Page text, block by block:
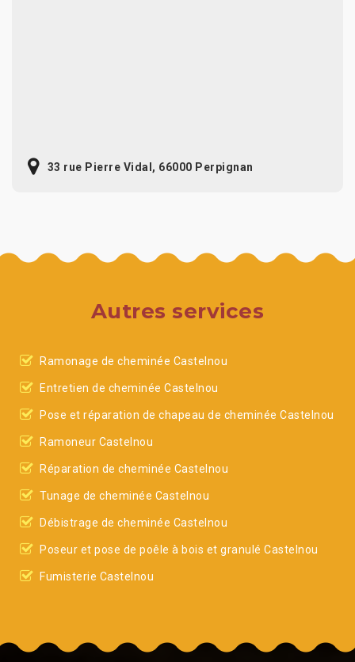
33 rue Pierre Vidal, 66000 Perpignan
Autres services
Ramonage de cheminée Castelnou
Entretien de cheminée Castelnou
Pose et réparation de chapeau de cheminée Castelnou
Ramoneur Castelnou
Réparation de cheminée Castelnou
Tunage de cheminée Castelnou
Débistrage de cheminée Castelnou
Poseur et pose de poêle à bois et granulé Castelnou
Fumisterie Castelnou